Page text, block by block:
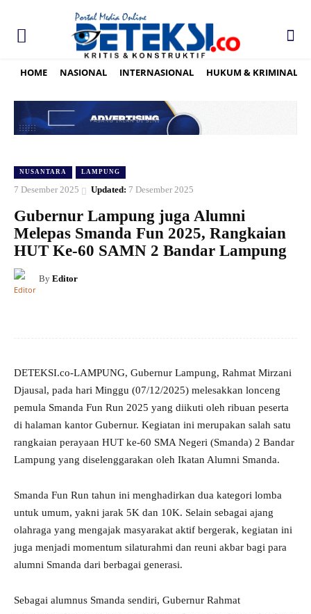
HOME NASIONAL INTERNASIONAL HUKUM & KRIMINAL
NUSANTARA LAMPUNG
7 Desember 2025 Updated: 7 Desember 2025
Gubernur Lampung juga Alumni
Melepas Smanda Fun 2025, Rangkaian
HUT Ke-60 SAMN 2 Bandar Lampung
By Editor
DETEKSI.co-LAMPUNG, Gubernur Lampung, Rahmat Mirzani
Djausal, pada hari Minggu (07/12/2025) melesakkan lonceng
pemula Smanda Fun Run 2025 yang diikuti oleh ribuan peserta
di halaman kantor Gubernur. Kegiatan ini merupakan salah satu
rangkaian perayaan HUT ke-60 SMA Negeri (Smanda) 2 Bandar
Lampung yang diselenggarakan oleh Ikatan Alumni Smanda.
Smanda Fun Run tahun ini menghadirkan dua kategori lomba
untuk umum, yakni jarak 5K dan 10K. Selain sebagai ajang
olahraga yang mengajak masyarakat aktif bergerak, kegiatan ini
juga menjadi momentum silaturahmi dan reuni akbar bagi para
alumni Smanda dari berbagai generasi.
Sebagai alumnus Smanda sendiri, Gubernur Rahmat